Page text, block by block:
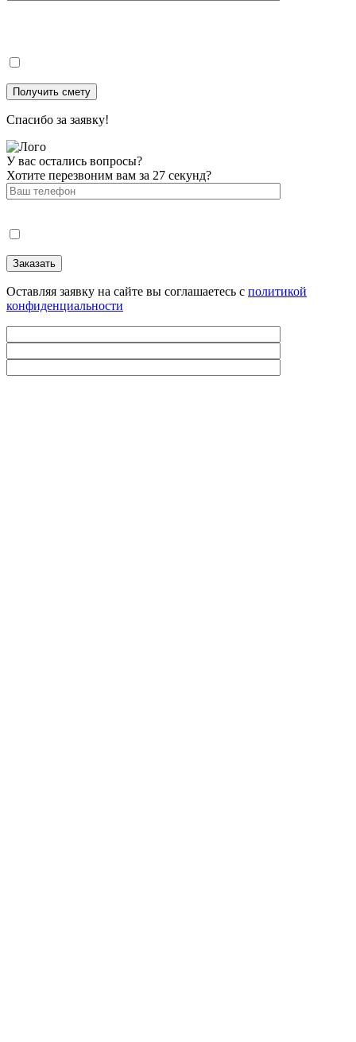
Спасибо за заявку!
У вас остались вопросы?
Хотите перезвоним вам за 27 секунд?
Оставляя заявку на сайте вы соглашаетесь с политикой
конфиденциальности